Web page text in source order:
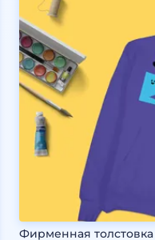
Фирменная